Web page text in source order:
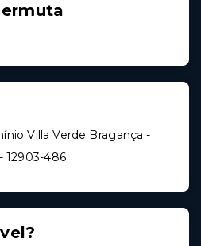
Villa Verde Bragança -
- 12903-486